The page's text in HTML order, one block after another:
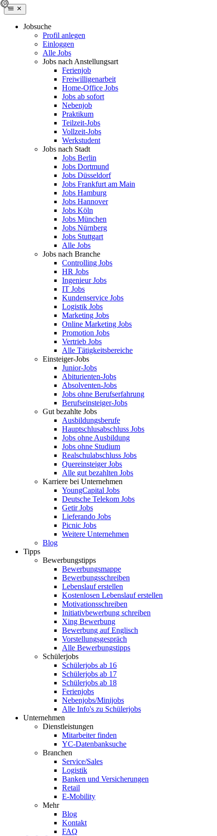
Jobsuche
Profil anlegen
Einloggen
Alle Jobs
Jobs nach Anstellungsart
Ferienjob
Freiwilligenarbeit
Home-Office Jobs
Jobs ab sofort
Nebenjob
Praktikum
Teilzeit-Jobs
Vollzeit-Jobs
Werkstudent
Jobs nach Stadt
Jobs Berlin
Jobs Dortmund
Jobs Düsseldorf
Jobs Frankfurt am Main
Jobs Hamburg
Jobs Hannover
Jobs Köln
Jobs München
Jobs Nürnberg
Jobs Stuttgart
Alle Jobs
Jobs nach Branche
Controlling Jobs
HR Jobs
Ingenieur Jobs
IT Jobs
Kundenservice Jobs
Logistik Jobs
Marketing Jobs
Online Marketing Jobs
Promotion Jobs
Vertrieb Jobs
Alle Tätigkeitsbereiche
Einsteiger-Jobs
Junior-Jobs
Abiturienten-Jobs
Absolventen-Jobs
Jobs ohne Berufserfahrung
Berufseinsteiger-Jobs
Gut bezahlte Jobs
Ausbildungsberufe
Hauptschlusabschluss Jobs
Jobs ohne Ausbildung
Jobs ohne Studium
Realschulabschluss Jobs
Quereinsteiger Jobs
Alle gut bezahlten Jobs
Karriere bei Unternehmen
YoungCapital Jobs
Deutsche Telekom Jobs
Getir Jobs
Lieferando Jobs
Picnic Jobs
Weitere Unternehmen
Blog
Tipps
Bewerbungstipps
Bewerbungsmappe
Bewerbungsschreiben
Lebenslauf erstellen
Kostenlosen Lebenslauf erstellen
Motivationsschreiben
Initiativbewerbung schreiben
Xing Bewerbung
Bewerbung auf Englisch
Vorstellungsgespräch
Alle Bewerbungstipps
Schülerjobs
Schülerjobs ab 16
Schülerjobs ab 17
Schülerjobs ab 18
Ferienjobs
Nebenjobs/Minijobs
Alle Info's zu Schülerjobs
Unternehmen
Dienstleistungen
Mitarbeiter finden
YC-Datenbanksuche
Branchen
Service/Sales
Logistik
Banken und Versicherungen
Retail
E-Mobility
Mehr
Blog
Kontakt
FAQ